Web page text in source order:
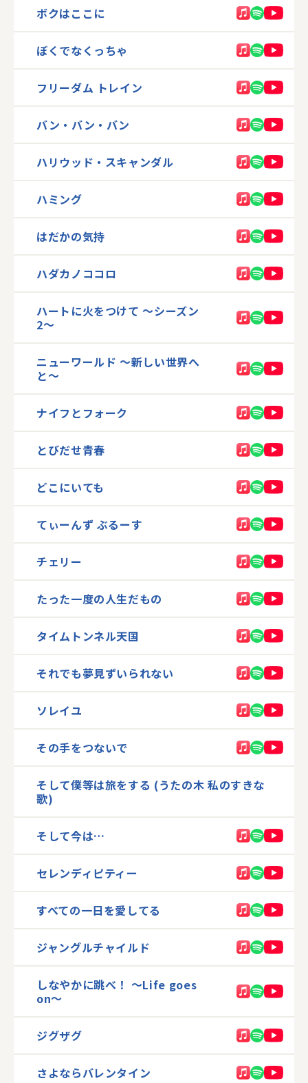
ボクはここに
ぼくでなくっちゃ
フリーダム トレイン
バン・バン・バン
ハリウッド・スキャンダル
ハミング
はだかの気持
ハダカノココロ
ハートに火をつけて 〜シーズン
2〜
ニューワールド 〜新しい世界へ
と〜
ナイフとフォーク
とびだせ青春
どこにいても
てぃーんず ぶるーす
チェリー
たった一度の人生だもの
タイムトンネル天国
それでも夢見ずいられない
ソレイユ
その手をつないで
そして僕等は旅をする (うたの木 私のすきな
歌)
そして今は…
セレンディピティー
すべての一日を愛してる
ジャングルチャイルド
しなやかに跳べ！ 〜Life goes
on〜
ジグザグ
さよならバレンタイン